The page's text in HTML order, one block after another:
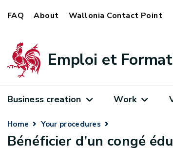
FAQ About Wallonia Contact Point
Emploi et
Business creation Work
Home Your procedures
Bénéficier d’un congé